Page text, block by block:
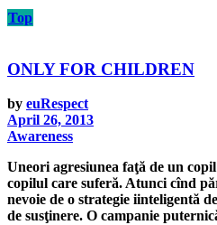
Top
ONLY FOR CHILDREN
by euRespect
April 26, 2013
Awareness
Uneori agresiunea faţă de un
copilul care suferă. Atunci cînd
nevoie de o strategie iinteligentă
de susţinere. O campanie